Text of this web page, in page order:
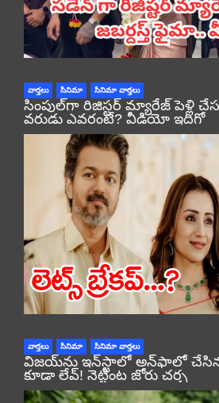
వార్తలు సినిమా సినిమా వార్తలు
సింపుల్‌గా రిజిస్టర్‌ మ్యారేజ్ పెళ్లి
వరుడు ఎవరంటే? వీడియో ఇదిగో
వార్తలు సినిమా సినిమా వార్తలు
విజయ్‌ను ఇన్‌స్టాలో అన్‌ఫాలో చేసిన
కూడా లేవ్! నెట్టింట జోరు చర్చ